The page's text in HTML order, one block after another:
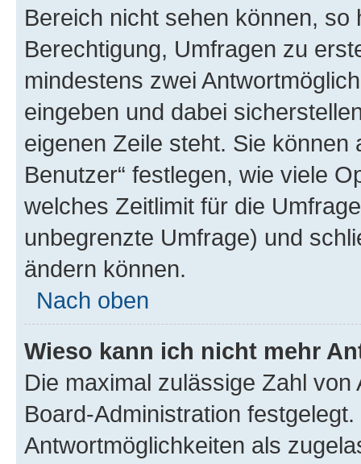
Bereich nicht sehen können,
Berechtigung, Umfragen zu
mindestens zwei
eingeben und dabei
eigenen Zeile steht. Sie können
Benutzer“ festlegen, wie viele
welches Zeitlimit für die
unbegrenzte Umfrage) und
ändern können.
Nach oben
Wieso kann ich nicht mehr
Die maximal zulässige Zahl
Board-Administration
Antwortmöglichkeiten als